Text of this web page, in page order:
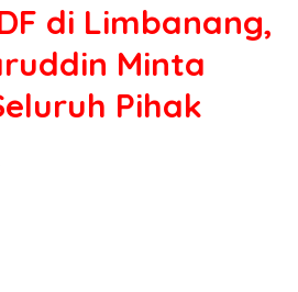
di Limbanang,
Minta
Pihak